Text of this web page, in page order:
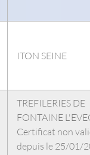
ITON SEINE
TREFILERIES DE
FONTAINE
Certificat non
depuis le 25/01/